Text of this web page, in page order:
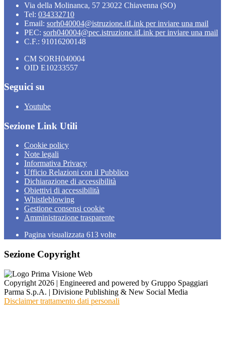
Via della Molinanca, 57 23022 Chiavenna (SO)
Tel: 034332710
Email: sorh040004@istruzione.itLink per inviare una mail
PEC: sorh040004@pec.istruzione.itLink per inviare una mail
C.F.: 91016200148
CM SORH040004
OID E10233557
Seguici su
Youtube
Sezione Link Utili
Cookie policy
Note legali
Informativa Privacy
Ufficio Relazioni con il Pubblico
Dichiarazione di accessibilità
Obiettivi di accessibilità
Whistleblowing
Gestione consensi cookie
Amministrazione trasparente
Pagina visualizzata 613 volte
Sezione Copyright
Copyright 2026 | Engineered and powered by Gruppo Spaggiari
Parma S.p.A. | Divisione Publishing & New Social Media
Disclaimer trattamento dati personali